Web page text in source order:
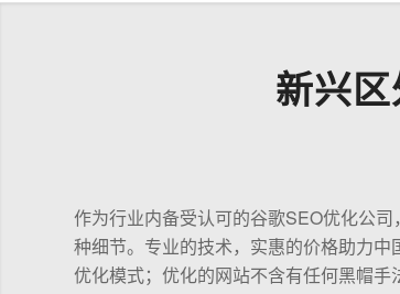
新兴
作为行业内备受认可的谷歌SEO优化公
种细节。专业的技术，实惠的价格助力
优化模式；优化的网站不含有任何黑帽手